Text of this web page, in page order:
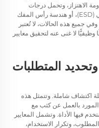
الاهتزاز، وتحمل درجات
الحرارة، والأمان من التفريغ الكهروستاتيكي (ESD)، أو هندسة رأس المفك
جميع هذه الحالات، لا تُعتبر
لا غنى عنه لتحقيق معايير
المتطلبات
اكتشاف شاملة. وتتمثل هذه
بالعمل عن كثب مع
فيها الأداة. وتشمل المعايير
وتكرار الاستخدام،